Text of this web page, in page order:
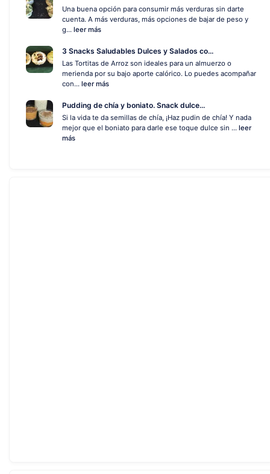
Una buena opción para consumir más verduras sin darte
cuenta. A más verduras, más opciones de bajar de peso y
g... leer más
3 Snacks Saludables Dulces y Salados co...
Las Tortitas de Arroz son ideales para un almuerzo o
merienda por su bajo aporte calórico. Lo puedes acompañar
con... leer más
Pudding de chía y boniato. Snack dulce...
Si la vida te da semillas de chía, ¡Haz pudin de chía! Y nada
mejor que el boniato para darle ese toque dulce sin ... leer
más